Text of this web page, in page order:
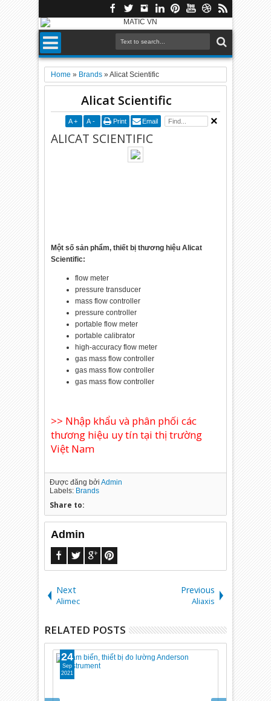
Home » Brands »Alicat Scientific
Alicat Scientific
A + A - Print Email
ALICAT SCIENTIFIC
Một số sản phẩm, thiết bị thương hiệu Alicat
Scientific:
flow meter
pressure transducer
mass flow controller
pressure controller
portable flow meter
portable calibrator
high-accuracy flow meter
gas mass flow controller
gas mass flow controller
gas mass flow controller
>> Nhập khẩu và phân phối các
thương hiệu uy tín tại thị trường
Việt Nam
Được đăng bởiAdmin
Labels: Brands
Share to:
Admin
Next
Alimec
Previous
Aliaxis
RELATED POSTS
24
Sep
2021